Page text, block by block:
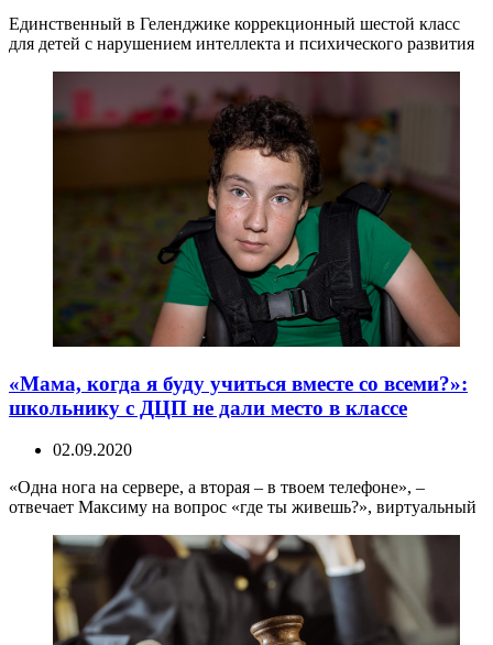
Единственный в Геленджике коррекционный шестой класс
для детей с нарушением интеллекта и психического развития
«Мама, когда я буду учиться вместе со всеми?»:
школьнику с ДЦП не дали место в классе
02.09.2020
«Одна нога на сервере, а вторая – в твоем телефоне», –
отвечает Максиму на вопрос «где ты живешь?», виртуальный